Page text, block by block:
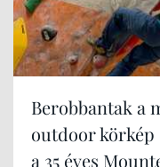
Berobbantak a
outdoor körkép
a 35 éves